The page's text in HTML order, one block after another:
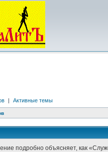
| Активные темы
подробно объясняет, как